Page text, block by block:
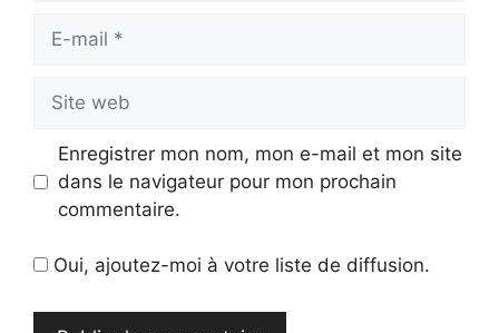
mail
web
Enregistrer mon nom, mon e-mail et mon site
dans le navigateur pour mon prochain
commentaire.
Oui, ajoutez-moi à votre liste de diffusion.